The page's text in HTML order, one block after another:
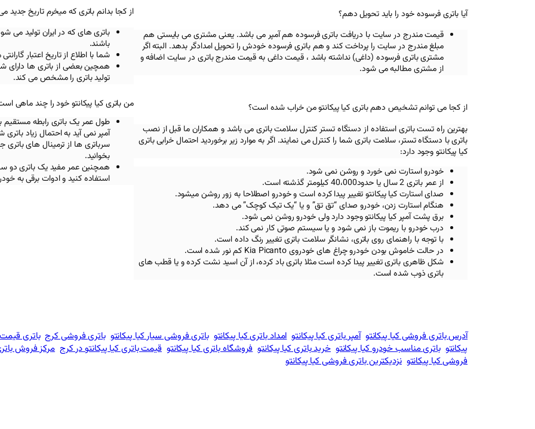
آیا باتری فرسوده خود را باید تحویل دهم؟
قیمت مندرج در سایت با دریافت باتری فرسوده هم آمپر می باشد. یعنی مشتری می بایستی هم
مبلغ مندرج در سایت را پرداخت کند و هم باتری فرسوده خودش را تحویل امدادگر بدهد. البته اگر
مشتری باتری فرسوده (داغی) نداشته باشد ، قیمت داغی به قیمت مندرج باتری در سایت اضافه و
از مشتری مطالبه می شود.
از کجا بدانم باتری که میخرم تاریخ جدید
باتری های که در ایران تولید می
باشند.
شما با اطلاع از تاریخ اعتبار
همچین بعضی از باتری ها دارای
تولید باتری را مشخص می کند.
از کجا می توانم تشخیص دهم باتری کیا پیکانتو من خراب شده است؟
بهترین راه تست باتری استفاده از دستگاه تستر کنترل سلامت باتری می باشد و همکاران ما قبل از نصب
باتری با دستگاه تستر، سلامت باتری شما را کنترل می نمایند. اگر به موارد زیر برخوردید احتمال خرابی باتری
کیا پیکانتووجود دارد:
خودرو استارت نمی خورد و روشن نمی شود.
از عمر باتری 2 سال یا حدود40،000 کیلومتر گذشته است.
صدای استارتکیا پیکانتوتغییر پیدا کرده است و خودرو اصطلاحا به زور روشن میشود.
هنگام استارت زدن، خودرو صدای “تق تق” و یا “یک تیک کوچک” می دهد.
برق پشت آمپرکیا پیکانتووجود دارد ولی خودرو روشن نمی شود.
درب خودرو با ریموت باز نمی شود و یا سیستم صوتی کار نمی کند.
با توجه با راهنمای روی باتری، نشانگر سلامت باتری تغییر رنگ داده است.
در حالت خاموش بودن خودرو چراغ های خودرویKia Picanto کم نور شده است.
شکل ظاهری باتری تغییر پیدا کرده است مثلا باتری باد کرده، از آن اسید نشت کرده و یا قطب های
باتری ذوب شده است.
من باتری کیا پیکانتو خود را چند ماهی
طول عمر یک باتری رابطه مستقیم
آمپر نمی آید به احتمال زیاد
سرباتری ها از ترمینال های
بخوانید.
استفاده کنید و ادوات برقی به
آدرس باتری فروشی کیا پیکانتو آمپر باتری کیا پیکانتو امداد باتری کیا پیکانتو باتری فروشی سیار کیا پیکانتو باتری فروشی کرج باتری
پیکانتو باتری مناسب خودرو کیا پیکانتو خرید باتری کیا پیکانتو فروشگاه باتری کیا پیکانتو قیمت باتری کیا پیکانتو در کرج مرکز فروش
فروشی کیا پیکانتو نزدیکترین باتری فروشی کیا پیکانتو